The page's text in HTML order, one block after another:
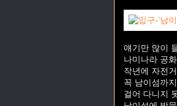
얘기만 많이
나미나라 공
작년에 자전
꼭 남이섬까
걸어 다니지